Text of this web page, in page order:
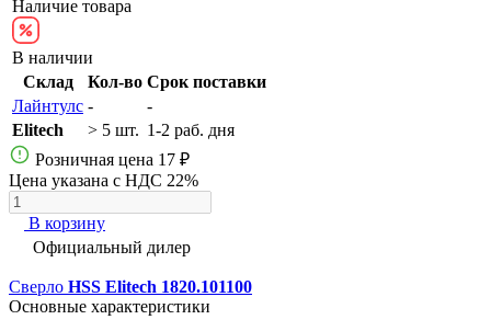
Наличие товара
В наличии
Склад
Кол-во Срок поставки
Лайнтулс -
-
Elitech
> 5 шт. 1-2 раб. дня
Розничная цена 17 ₽
Цена указана с НДС 22%
В корзину
Официальный дилер
Сверло HSS Elitech 1820.101100
Основные характеристики